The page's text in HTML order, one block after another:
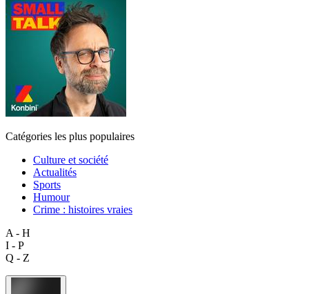
Catégories les plus populaires
Culture et société
Actualités
Sports
Humour
Crime : histoires vraies
A - H
I - P
Q - Z